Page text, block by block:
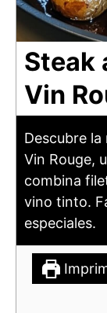
Steak
Vin
Descubre
Vin Rouge,
combina
vino tinto.
especiales.